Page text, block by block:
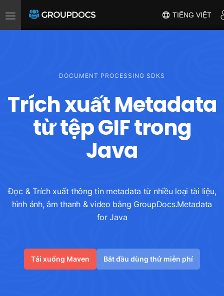
Toggle
navigation
TIẾNG VIỆT
DOCUMENT PROCESSING SDKS
Trích xuất Metadata
từ tệp GIF trong
Java
Đọc & Trích xuất thông tin metadata từ nhiều loại tài liệu,
hình ảnh, âm thanh & video bằng GroupDocs.Metadata
for Java
Tải xuống Maven Bắt đầu dùng thử miễn phí